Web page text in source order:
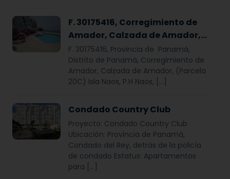
F. 30175416, Corregimiento de
Amador, Calzada de Amador,
(Parcela 20C) Isla Naos, P.H
Naos, Torre Naos (300), Nivel
900, Apto. NL6–PH
F. 30175416, Provincia de Panamá,
Distrito de Panamá, Corregimiento de
Amador, Calzada de Amador, (Parcela
20C) Isla Naos, P.H Naos, […]
Condado Country Club
Proyecto: Condado Country Club
Ubicación: Provincia de Panamá,
Condado del Rey, detrás de la policía
de condado Estatus: Apartamentos
para […]